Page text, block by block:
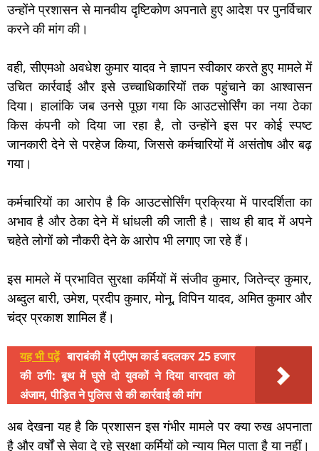
उन्होंने प्रशासन से मानवीय दृष्टिकोण अपनाते हुए आदेश पर पुनर्विचार
करने की मांग की।
वही, सीएमओ अवधेश कुमार यादव ने ज्ञापन स्वीकार करते हुए मामले में
उचित कार्रवाई और इसे उच्चाधिकारियों तक पहुंचाने का आश्वासन
दिया। हालांकि जब उनसे पूछा गया कि आउटसोर्सिंग का नया ठेका
किस कंपनी को दिया जा रहा है, तो उन्होंने इस पर कोई स्पष्ट
जानकारी देने से परहेज किया, जिससे कर्मचारियों में असंतोष और बढ़
गया।
कर्मचारियों का आरोप है कि आउटसोर्सिंग प्रक्रिया में पारदर्शिता का
अभाव है और ठेका देने में धांधली की जाती है। साथ ही बाद में अपने
चहेते लोगों को नौकरी देने के आरोप भी लगाए जा रहे हैं।
इस मामले में प्रभावित सुरक्षा कर्मियों में संजीव कुमार, जितेन्द्र कुमार,
अब्दुल बारी, उमेश, प्रदीप कुमार, मोनू, विपिन यादव, अमित कुमार और
चंद्र प्रकाश शामिल हैं।
यह भी पढ़ें बाराबंकी में एटीएम कार्ड बदलकर 25 हजार
की ठगी: बूथ में घुसे दो युवकों ने दिया वारदात को
अंजाम, पीड़ित ने पुलिस से की कार्रवाई की मांग
अब देखना यह है कि प्रशासन इस गंभीर मामले पर क्या रुख अपनाता
है और वर्षों से सेवा दे रहे सुरक्षा कर्मियों को न्याय मिल पाता है या नहीं।